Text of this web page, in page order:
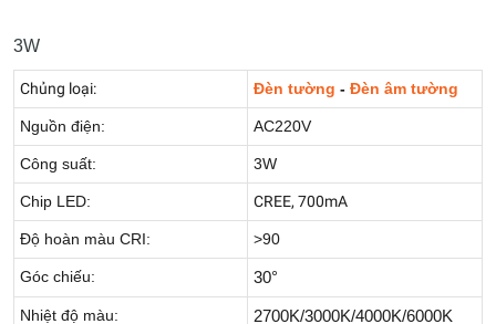
3W
Chủng loại: Đèn tường - Đèn âm tường
Nguồn điện: AC220V
Công suất: 3W
Chip LED: CREE, 700mA
Độ hoàn màu CRI: >90
Góc chiếu: 30°
Nhiệt độ màu: 2700K/3000K/4000K/6000K